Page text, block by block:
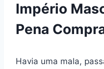
Império
Pena
Havia uma mala,